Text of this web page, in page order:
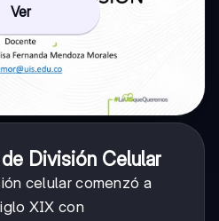
Ver
División Celular
celular comenzó a
XIX con